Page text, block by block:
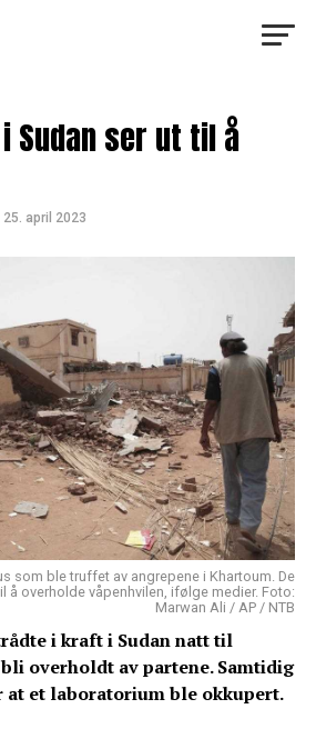
Sudan ser ut til å
25. april 2023
som ble truffet av angrepene i Khartoum. De
å overholde våpenhvilen, ifølge medier. Foto:
Marwan Ali / AP / NTB
i kraft i Sudan natt til
overholdt av partene. Samtidig
at et laboratorium ble okkupert.